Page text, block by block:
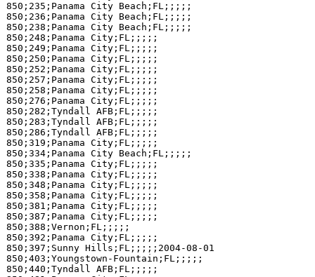
850;235;Panama City Beach;FL;;;;;
850;236;Panama City Beach;FL;;;;;
850;238;Panama City Beach;FL;;;;;
850;248;Panama City;FL;;;;;
850;249;Panama City;FL;;;;;
850;250;Panama City;FL;;;;;
850;252;Panama City;FL;;;;;
850;257;Panama City;FL;;;;;
850;258;Panama City;FL;;;;;
850;276;Panama City;FL;;;;;
850;282;Tyndall AFB;FL;;;;;
850;283;Tyndall AFB;FL;;;;;
850;286;Tyndall AFB;FL;;;;;
850;319;Panama City;FL;;;;;
850;334;Panama City Beach;FL;;;;;
850;335;Panama City;FL;;;;;
850;338;Panama City;FL;;;;;
850;348;Panama City;FL;;;;;
850;358;Panama City;FL;;;;;
850;381;Panama City;FL;;;;;
850;387;Panama City;FL;;;;;
850;388;Vernon;FL;;;;;
850;392;Panama City;FL;;;;;
850;397;Sunny Hills;FL;;;;;2004-08-01
850;403;Youngstown-Fountain;FL;;;;;
850;440;Tyndall AFB;FL;;;;;